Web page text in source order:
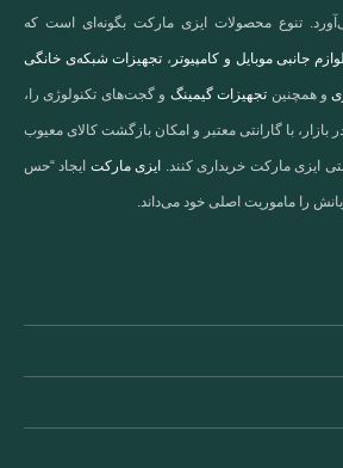
تنوع محصولات ایزی مارکت بگونه‌ای است که
لوازم جانبی موبایل و کامپیوتر ، تجهیزات شبکه‌ی خانگی
و همچنین تجهیزات گیمینگ و گجت‌های تکنولوژی را،
بازار، با گارانتی معتبر و امکان بازگشت کالای معیوب
ایزی مارکت خریداری کنند. ایزی مارکت ایجاد “حس
را ماموریت اصلی خود می‌داند.